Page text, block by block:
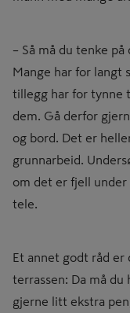
– Så må du tenke
Mange har for langt
tillegg har for tynne
dem. Gå derfor
og bord. Det er
grunnarbeid.
om det er fjell
tele.
Et annet godt råd er
terrassen: Da må
gjerne litt ekstra